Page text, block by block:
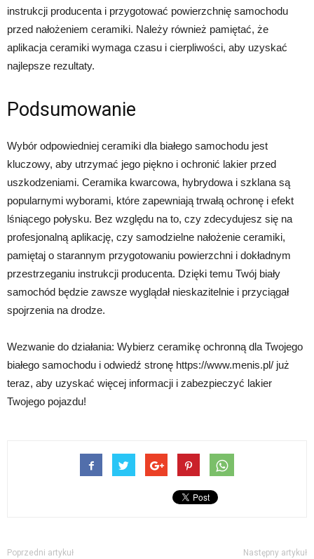
instrukcji producenta i przygotować powierzchnię samochodu
przed nałożeniem ceramiki. Należy również pamiętać, że
aplikacja ceramiki wymaga czasu i cierpliwości, aby uzyskać
najlepsze rezultaty.
Podsumowanie
Wybór odpowiedniej ceramiki dla białego samochodu jest
kluczowy, aby utrzymać jego piękno i ochronić lakier przed
uszkodzeniami. Ceramika kwarcowa, hybrydowa i szklana są
popularnymi wyborami, które zapewniają trwałą ochronę i efekt
lśniącego połysku. Bez względu na to, czy zdecydujesz się na
profesjonalną aplikację, czy samodzielne nałożenie ceramiki,
pamiętaj o starannym przygotowaniu powierzchni i dokładnym
przestrzeganiu instrukcji producenta. Dzięki temu Twój biały
samochód będzie zawsze wyglądał nieskazitelnie i przyciągał
spojrzenia na drodze.
Wezwanie do działania: Wybierz ceramikę ochronną dla Twojego
białego samochodu i odwiedź stronę https://www.menis.pl/ już
teraz, aby uzyskać więcej informacji i zabezpieczyć lakier
Twojego pojazdu!
Poprzedni artykuł Następny artykuł